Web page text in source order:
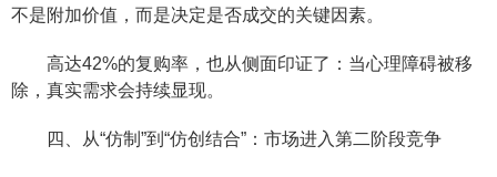
不是附加价值，而是决定是否成交的关键因素。
高达42%的复购率，也从侧面印证了：当心理障碍被移
除，真实需求会持续显现。
四、从“仿制”到“仿创结合”：市场进入第二阶段竞争